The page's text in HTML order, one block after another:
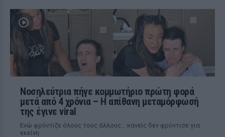
Νοσηλεύτρια πήγε κομμωτήριο πρώτη φορά
μετά από 4 χρόνια – Η απίθανη μεταμόρφωσή
της έγινε viral
Ενώ φρόντιζε όλους τους άλλους... κανείς δεν φρόντισε για
εκείνη